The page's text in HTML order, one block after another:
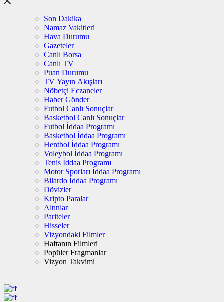
Son Dakika
Namaz Vakitleri
Hava Durumu
Gazeteler
Canlı Borsa
Canlı TV
Puan Durumu
TV Yayın Akışları
Nöbetçi Eczaneler
Haber Gönder
Futbol Canlı Sonuçlar
Basketbol Canlı Sonuçlar
Futbol İddaa Programı
Basketbol İddaa Programı
Hentbol İddaa Programı
Voleybol İddaa Programı
Tenis İddaa Programı
Motor Sporları İddaa Programı
Bilardo İddaa Programı
Dövizler
Kripto Paralar
Altınlar
Pariteler
Hisseler
Vizyondaki Filmler
Haftanın Filmleri
Popüler Fragmanlar
Vizyon Takvimi